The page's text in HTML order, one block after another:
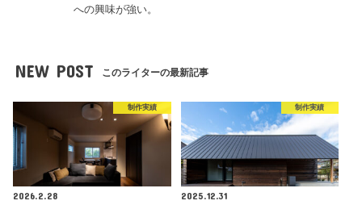
への興味が強い。
NEW POST このライターの最新記事
制作実績
2026.2.28
制作実績
2025.12.31